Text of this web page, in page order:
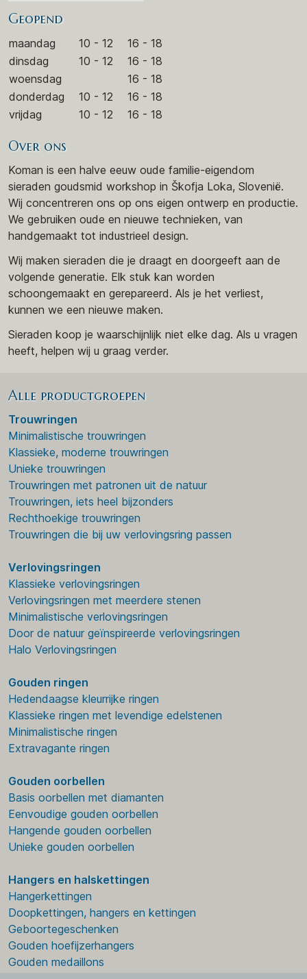
Geopend
maandag 10 - 12
16 - 18
dinsdag
10 - 12
16 - 18
woensdag
16 - 18
donderdag
10 - 12
16 - 18
vrijdag
10 - 12 16 - 18
Over ons
Koman is een halve eeuw oude familie-eigendom
sieraden goudsmid workshop in Škofja Loka, Slovenië.
Wij concentreren ons op ons eigen ontwerp en productie.
We gebruiken oude en nieuwe technieken, van
handgemaakt tot industrieel design.
Wij maken sieraden die je draagt en doorgeeft aan de
volgende generatie. Elk stuk kan worden
schoongemaakt en gerepareerd. Als je het verliest,
kunnen we een nieuwe maken.
Sieraden koop je waarschijnlijk niet elke dag. Als u vragen
heeft, helpen wij u graag verder.
Alle productgroepen
Trouwringen
Minimalistische trouwringen
Klassieke, moderne trouwringen
Unieke trouwringen
Trouwringen met patronen uit de natuur
Trouwringen, iets heel bijzonders
Rechthoekige trouwringen
Trouwringen die bij uw verlovingsring passen
Verlovingsringen
Klassieke verlovingsringen
Verlovingsringen met meerdere stenen
Minimalistische verlovingsringen
Door de natuur geïnspireerde verlovingsringen
Halo Verlovingsringen
Gouden ringen
Hedendaagse kleurrijke ringen
Klassieke ringen met levendige edelstenen
Minimalistische ringen
Extravagante ringen
Gouden oorbellen
Basis oorbellen met diamanten
Eenvoudige gouden oorbellen
Hangende gouden oorbellen
Unieke gouden oorbellen
Hangers en halskettingen
Hangerkettingen
Doopkettingen, hangers en kettingen
Geboortegeschenken
Gouden hoefijzerhangers
Gouden medaillons